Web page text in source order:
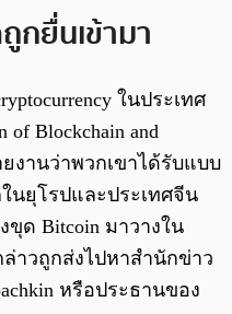
ยื่นเข้ามา
ในประเทศ
of Blockchain and
ยงานว่าพวกเขาได้รับแบบ
นยุโรปและประเทศจีน
ขุด Bitcoin มาวางใน
าวถูกส่งไปหาสำนักข่าว
หรือประธานของ